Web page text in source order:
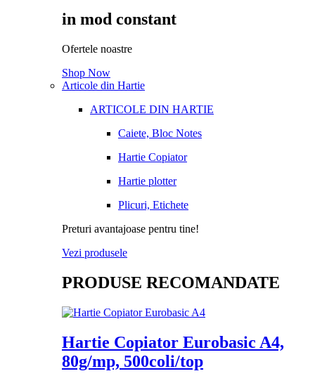
in mod constant
Ofertele noastre
Shop Now
Articole din Hartie
ARTICOLE DIN HARTIE
Caiete, Bloc Notes
Hartie Copiator
Hartie plotter
Plicuri, Etichete
Preturi avantajoase pentru tine!
Vezi produsele
PRODUSE RECOMANDATE
Hartie Copiator Eurobasic A4,
80g/mp, 500coli/top